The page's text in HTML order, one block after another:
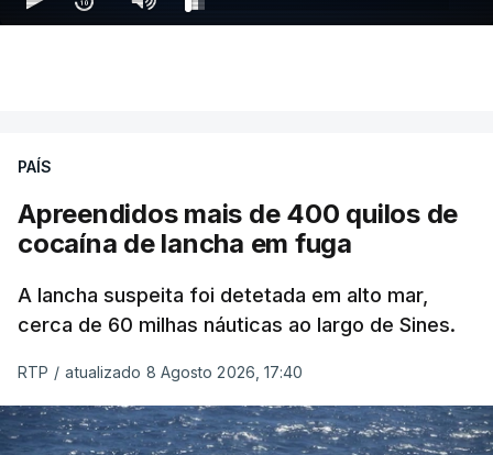
PAÍS
Apreendidos mais de 400 quilos de
cocaína de lancha em fuga
A lancha suspeita foi detetada em alto mar,
cerca de 60 milhas náuticas ao largo de Sines.
RTP / atualizado 8 Agosto 2026, 17:40